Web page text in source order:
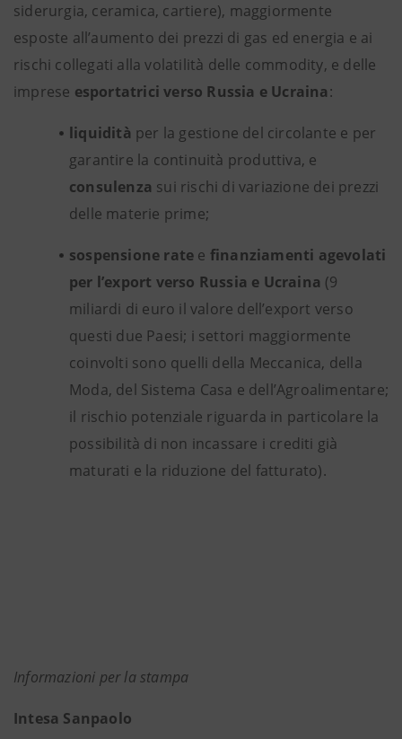
siderurgia, ceramica, cartiere), maggiormente
esposte all’aumento dei prezzi di gas ed energia e ai
rischi collegati alla volatilità delle commodity, e delle
imprese esportatrici verso Russia e Ucraina:
liquidità per la gestione del circolante e per
garantire la continuità produttiva, e
consulenza sui rischi di variazione dei prezzi
delle materie prime;
sospensione rate e finanziamenti agevolati
per l’export verso Russia e Ucraina (9
miliardi di euro il valore dell’export verso
questi due Paesi; i settori maggiormente
coinvolti sono quelli della Meccanica, della
Moda, del Sistema Casa e dell’Agroalimentare;
il rischio potenziale riguarda in particolare la
possibilità di non incassare i crediti già
maturati e la riduzione del fatturato).
Informazioni per la stampa
Intesa Sanpaolo